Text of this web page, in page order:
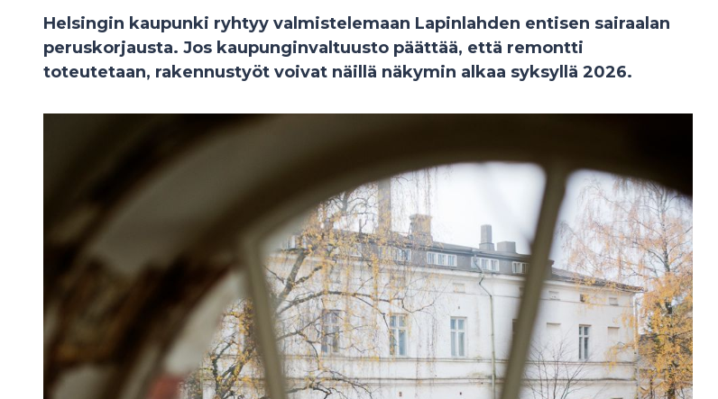
Helsingin kaupunki ryhtyy valmistelemaan Lapinlahden entisen sairaalan
peruskorjausta. Jos kaupunginvaltuusto päättää, että remontti
toteutetaan, rakennustyöt voivat näillä näkymin alkaa syksyllä 2026.